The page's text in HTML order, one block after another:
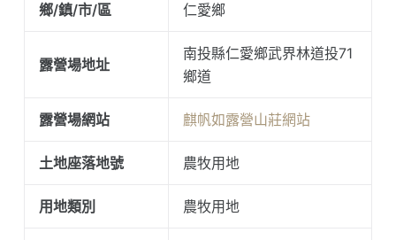
鄉/鎮/市/區 仁愛鄉
露營場地址
南投縣仁愛鄉武界林道投71
鄉道
露營場網站 麒帆如露營山莊網站
土地座落地號 農牧用地
用地類別 農牧用地